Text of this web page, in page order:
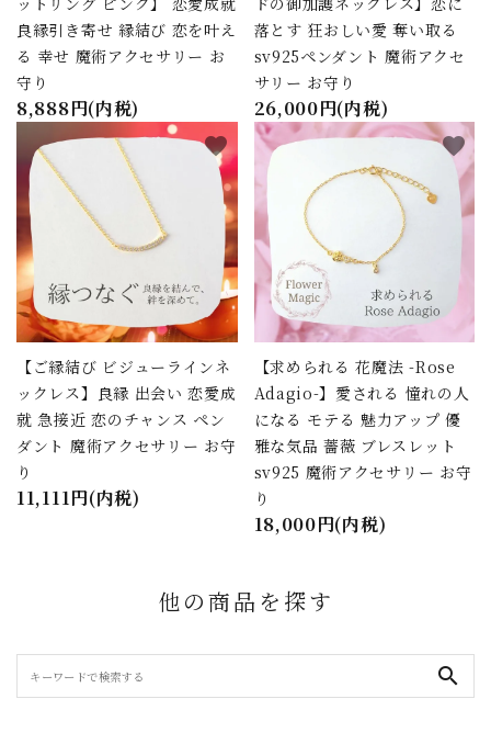
良縁引き寄せ 縁結び 恋を叶え
る 幸せ 魔術アクセサリー お
守り
8,888円(内税)
落とす 狂おしい愛 奪い取る
sv925ペンダント 魔術アクセ
サリー お守り
26,000円(内税)
【ご縁結び ビジューラインネ
ックレス】良縁 出会い 恋愛成
就 急接近 恋のチャンス ペン
ダント 魔術アクセサリー お守
り
11,111円(内税)
favorite
【求められる 花魔法 -Rose
Adagio-】愛される 憧れの人
になる モテる 魅力アップ 優
雅な気品 薔薇 ブレスレット
sv925 魔術アクセサリー お守
り
18,000円(内税)
favorite
他の商品を探す
search